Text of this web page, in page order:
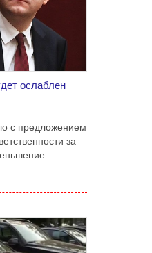
ослаблен
с предложением
за